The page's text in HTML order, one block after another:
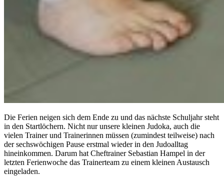
Die Ferien neigen sich dem Ende zu und das nächste Schuljahr steht
in den Startlöchern. Nicht nur unsere kleinen Judoka, auch die
vielen Trainer und Trainerinnen müssen (zumindest teilweise) nach
der sechswöchigen Pause erstmal wieder in den Judoalltag
hineinkommen. Darum hat Cheftrainer Sebastian Hampel in der
letzten Ferienwoche das Trainerteam zu einem kleinen Austausch
eingeladen.